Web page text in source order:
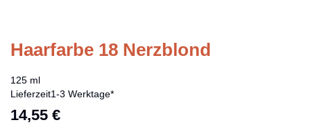
Haarfarbe 18 Nerzblond
125 ml
Lieferzeit1-3 Werktage*
14,55 €
Zum